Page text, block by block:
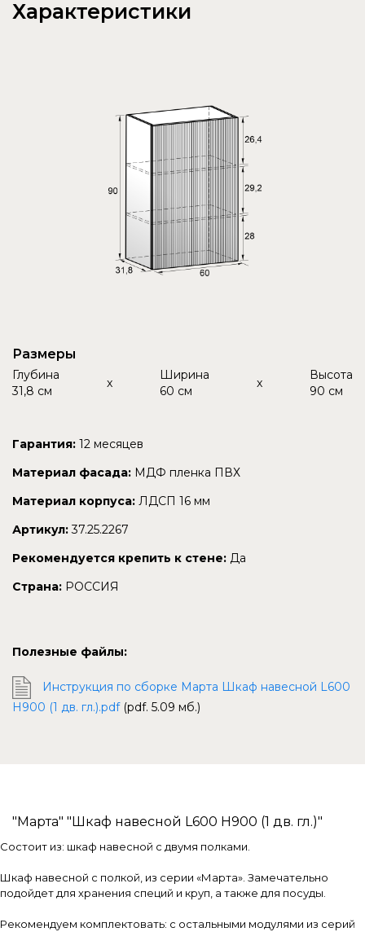
"Марта" "Шкаф навесной L600 H900 (1 дв. гл.)"
Характеристики
Размеры
Глубина
31,8 см
x
Ширина
60 см
x
Высота
90 см
Гарантия: 12 месяцев
Материал фасада: МДФ пленка ПВХ
Материал корпуса: ЛДСП 16 мм
Артикул: 37.25.2267
Рекомендуется крепить к стене: Да
Страна: РОССИЯ
Полезные файлы:
Инструкция по сборке Марта Шкаф навесной L600
Н900 (1 дв. гл.).pdf (pdf. 5.09 мб.)
Состоит из: шкаф навесной с двумя полками.
Шкаф навесной с полкой, из серии «Марта». Замечательно
подойдет для хранения специй и круп, а также для посуды.
Рекомендуем комплектовать: с остальными модулями из серий